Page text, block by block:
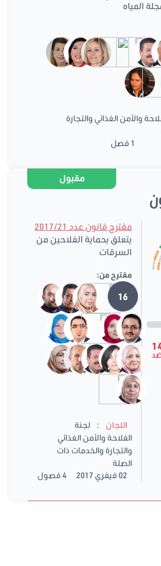
المياه
والأمن الغذائي والتجارة
1 فصل
مقبول
مقترح قانون عدد 2017/21
يتعلق بحماية الفلاحين من
السرقات
مقترح من:
16
اللجان :
لجنة
الفلاحة والأمن الغذائي
والتجارة والخدمات ذات
الصلة
02 فيفري 2017
4 فصول